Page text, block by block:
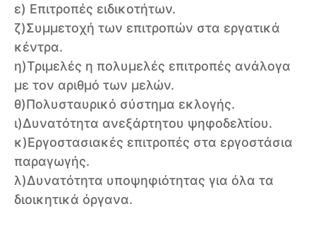
ε) Επιτροπές ειδικοτήτων.
ζ)Συμμετοχή των επιτροπών στα εργατικά
κέντρα.
η)Τριμελές η πολυμελές επιτροπές ανάλογα
με τον αριθμό των μελών.
θ)Πολυσταυρικό σύστημα εκλογής.
ι)Δυνατότητα ανεξάρτητου ψηφοδελτίου.
κ)Εργοστασιακές επιτροπές στα εργοστάσια
παραγωγής.
λ)Δυνατότητα υποψηφιότητας για όλα τα
διοικητικά όργανα.